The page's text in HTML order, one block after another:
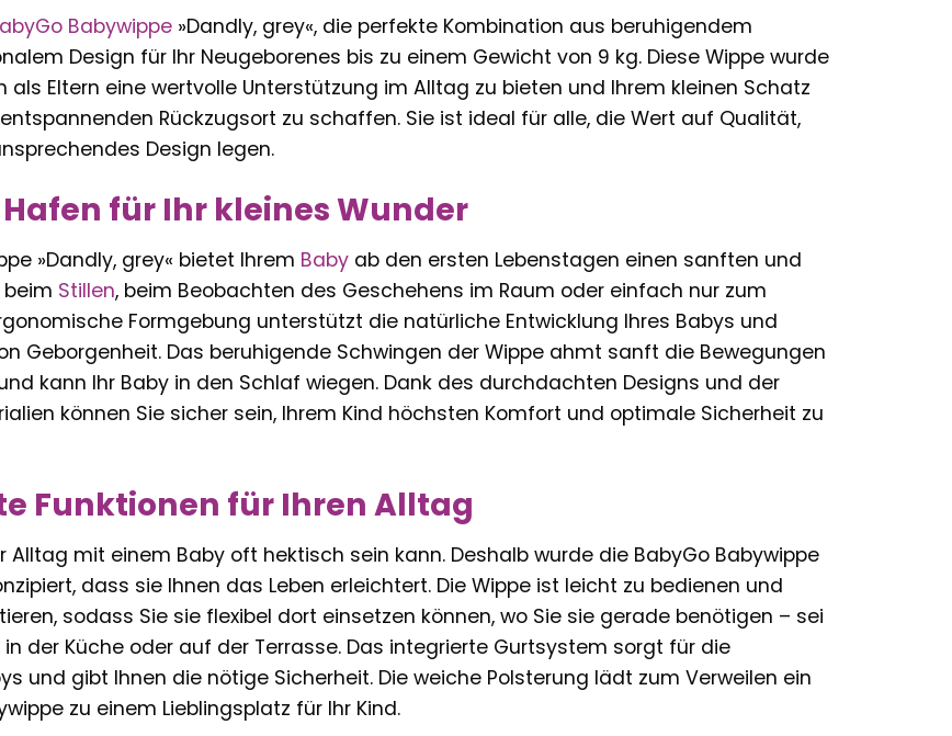
Babywippe»Dandly, grey«, die perfekte Kombination aus beruhigendem
Design für Ihr Neugeborenes bis zu einem Gewicht von 9 kg. Diese Wippe wurde
als Eltern eine wertvolle Unterstützung im Alltag zu bieten und Ihrem kleinen Schatz
Rückzugsort zu schaffen. Sie ist ideal für alle, die Wert auf Qualität,
Design legen.
für Ihr kleines Wunder
»Dandly, grey« bietet Ihrem Babyab den ersten Lebenstagen einen sanften und
beim Stillen, beim Beobachten des Geschehens im Raum oder einfach nur zum
Formgebung unterstützt die natürliche Entwicklung Ihres Babys und
Geborgenheit. Das beruhigende Schwingen der Wippe ahmt sanft die Bewegungen
kann Ihr Baby in den Schlaf wiegen. Dank des durchdachten Designs und der
können Sie sicher sein, Ihrem Kind höchsten Komfort und optimale Sicherheit zu
Funktionen für Ihren Alltag
Alltag mit einem Baby oft hektisch sein kann. Deshalb wurde die BabyGo Babywippe
dass sie Ihnen das Leben erleichtert. Die Wippe ist leicht zu bedienen und
sodass Sie sie flexibel dort einsetzen können, wo Sie sie gerade benötigen – sei
der Küche oder auf der Terrasse. Das integrierte Gurtsystem sorgt für die
und gibt Ihnen die nötige Sicherheit. Die weiche Polsterung lädt zum Verweilen ein
zu einem Lieblingsplatz für Ihr Kind.